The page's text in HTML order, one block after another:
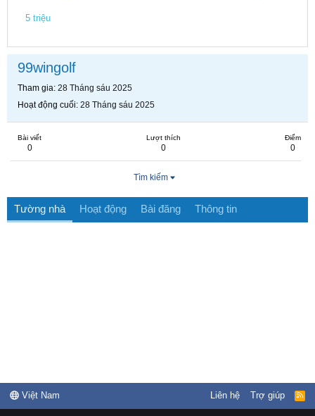
5 triệu
99wingolf
Tham gia 28 Tháng sáu 2025
Hoạt động cuối 28 Tháng sáu 2025
Bài viết
0
Lượt thích
0
Điểm
0
Tìm kiếm
Tường nhà Hoạt động Bài đăng Thông tin
Việt Nam Liên hệ Trợ giúp
R